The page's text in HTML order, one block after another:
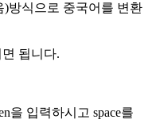
)방식으로 중국어를 변환
됩니다.
을 입력하시고 space를